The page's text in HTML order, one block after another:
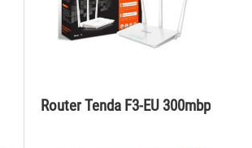
Router Tenda F3-EU 300mbp